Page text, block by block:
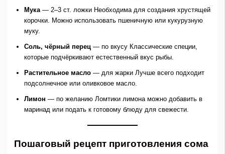
Мука— 2–3 ст. ложки Необходима для создания хрустящей
корочки. Можно использовать пшеничную или кукурузную
муку.
Соль, чёрный перец— по вкусу Классические специи,
которые подчёркивают естественный вкус рыбы.
Растительное масло— для жарки Лучше всего подходит
подсолнечное или оливковое масло.
Лимон — по желанию Ломтики лимона можно добавить в
маринад или подать к готовому блюду для свежести.
Пошаговый рецепт приготовления сома